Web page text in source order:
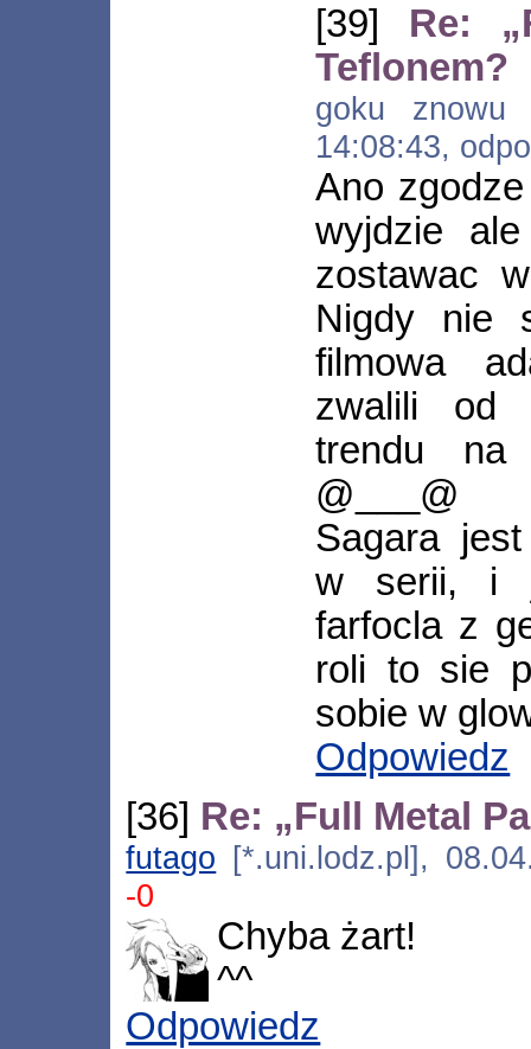
[39] Re:
Teflonem?
goku znowu
14:08:43,
Ano
wyjdzie
zostawac
Nigdy nie
filmowa
zwalili od
trendu na
@___@
Sagara
w serii, i
farfocla z
roli to sie
sobie w
Odpowiedz
[36] Re: „Full Metal
futago [*.uni.lodz.pl],
-0
Chyba żart!
^^
Odpowiedz